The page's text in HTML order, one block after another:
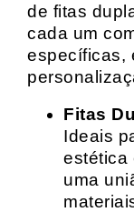
de fitas
cada um
específicas,
Fitas
Ideais
estética
uma